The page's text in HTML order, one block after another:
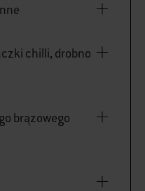
chilli, drobno
brązowego